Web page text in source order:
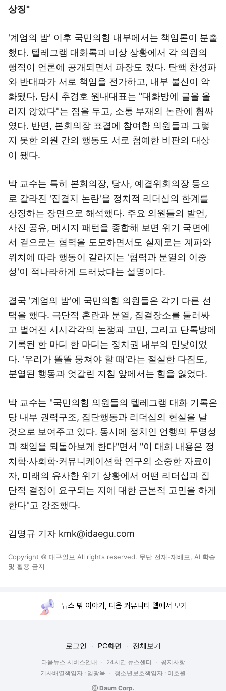
상징"
'계엄의 밤' 이후 국민의힘 내부에서는 책임론이 분출
했다. 텔레그램 대화록과 비상 상황에서 각 의원의
행적이 언론에 공개되면서 파장도 컸다. 탄핵 찬성파
와 반대파가 서로 책임을 전가하고, 내부 불신이 악
화됐다. 당시 추경호 원내대표는 "대화방에 글을 올
리지 않았다"는 점을 두고, 소통 부재의 논란에 휩싸
였다. 반면, 본회의장 표결에 참여한 의원들과 그렇
지 못한 의원 간의 행동도 서로 첨예한 비판의 대상
이 됐다.​
박 교수는 특히 본회의장, 당사, 예결위회의장 등으
로 갈라진 '집결지 논란'을 정치적 리더십의 한계를
상징하는 장면으로 해석했다. 주요 의원들의 발언,
사진 공유, 메시지 패턴을 종합해 보면 위기 국면에
서 겉으로는 협력을 도모하면서도 실제로는 계파와
위치에 따라 행동이 갈라지는 '협력과 분열의 이중
성'이 적나라하게 드러났다는 설명이다.
결국 '계엄의 밤'에 국민의힘 의원들은 각기 다른 선
택을 했다. 극단적 혼란과 분열, 집결장소를 둘러싸
고 벌어진 시시각각의 논쟁과 고민, 그리고 단톡방에
기록된 한 마디 한 마디는 정치권 내부의 민낯이었
다. '우리가 똘똘 뭉쳐야 할 때'라는 절실한 다짐도,
분열된 행동과 엇갈린 지침 앞에서는 힘을 잃었다.
박 교수는 "국민의힘 의원들의 텔레그램 대화 기록은
당 내부 권력구조, 집단행동과 리더십의 현실을 날
것으로 보여주고 있다. 동시에 정치인 언행의 투명성
과 책임을 되돌아보게 한다"면서 "이 대화 내용은 정
치학·사회학·커뮤니케이션학 연구의 소중한 자료이
자, 미래의 유사한 위기 상황에서 어떤 리더십과 집
단적 결정이 요구되는 지에 대한 근본적 고민을 하게
한다"고 강조했다.
김명규 기자 kmk@idaegu.com
Copyright © 대구일보 All rights reserved. 무단 전재-재배포, AI 학습
및 활용 금지
뉴스 밖 이야기, 다음 커뮤니티 웹에서 보기
로그인 PC화면 전체보기
다음뉴스 서비스안내 24시간 뉴스센터
공지사항
기사배열책임자 : 임광욱
청소년보호책임자 : 이호원
ⓒ Daum Corp.